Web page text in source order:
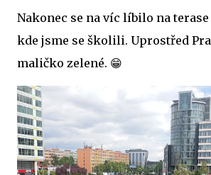
Nakonec se na víc líbilo na
kde jsme se školili. Uprostřed
maličko zelené. 😁